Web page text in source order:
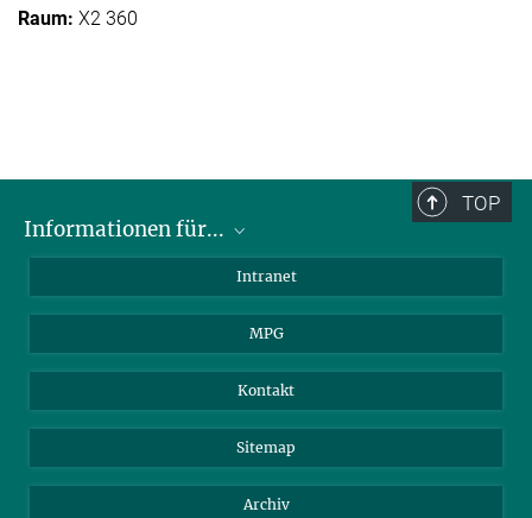
X2 360
TOP
Informationen für...
Studenten
Journalisten
Intranet
MPG
Kontakt
Sitemap
Archiv